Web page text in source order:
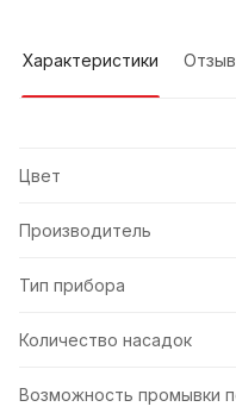
Характеристики
Цвет
Производитель
Тип прибора
Количество насадок
Возможность промывки